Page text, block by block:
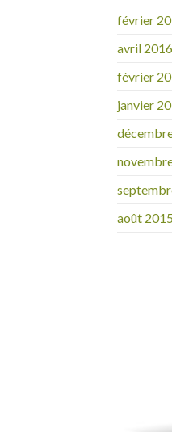
février
avril 2016
février
janvier
août